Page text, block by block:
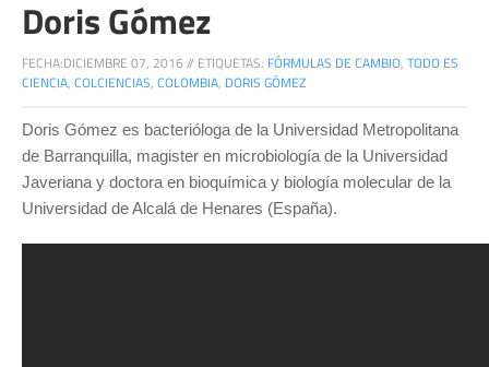
Doris Gómez
FECHA:DICIEMBRE 07, 2016 // ETIQUETAS: FÓRMULAS DE CAMBIO, TODO ES
CIENCIA, COLCIENCIAS, COLOMBIA, DORIS GÓMEZ
Doris Gómez es bacterióloga de la Universidad Metropolitana
de Barranquilla, magister en microbiología de la Universidad
Javeriana y doctora en bioquímica y biología molecular de la
Universidad de Alcalá de Henares (España).